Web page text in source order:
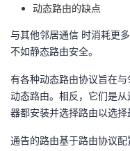
动态路由的缺点
与其他邻居通信 时消耗更多
不如静态路由安全。
有各种动态路由协议旨在
动态路由。相反，它们是
器都安装并选择路由以选择
通告的路由基于路由协议配